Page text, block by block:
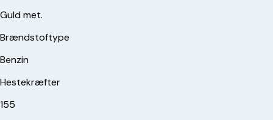
Guld met.
Brændstoftype
Benzin
Hestekræfter
155